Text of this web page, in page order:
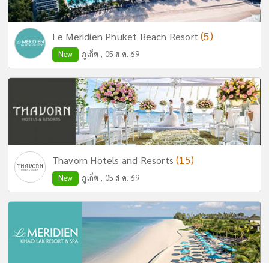
Le Meridien Phuket Beach Resort(5)
New ภูเก็ต , 05 ส.ค. 69
Thavorn Hotels and Resorts(15)
New ภูเก็ต , 05 ส.ค. 69